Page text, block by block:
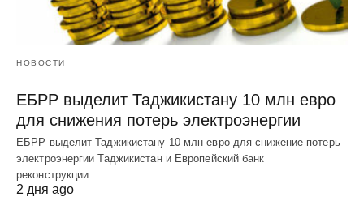
НОВОСТИ
ЕБРР выделит Таджикистану 10 млн евро
для снижения потерь электроэнергии
ЕБРР выделит Таджикистану 10 млн евро для снижение потерь
электроэнергии Таджикистан и Европейский банк
реконструкции…
2 дня ago